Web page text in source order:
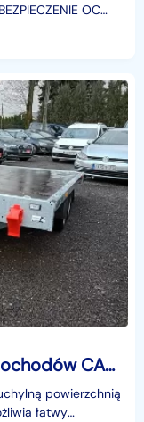
OC
przyczepa do przewozu samochodów CARKEEPER 4021/2 S 1400 DMC TEMARED CARKEEPER 4021/2 1.4 DMC CARKEEPER 4021/2 S 1400 DMC
powierzchnią
łatwy